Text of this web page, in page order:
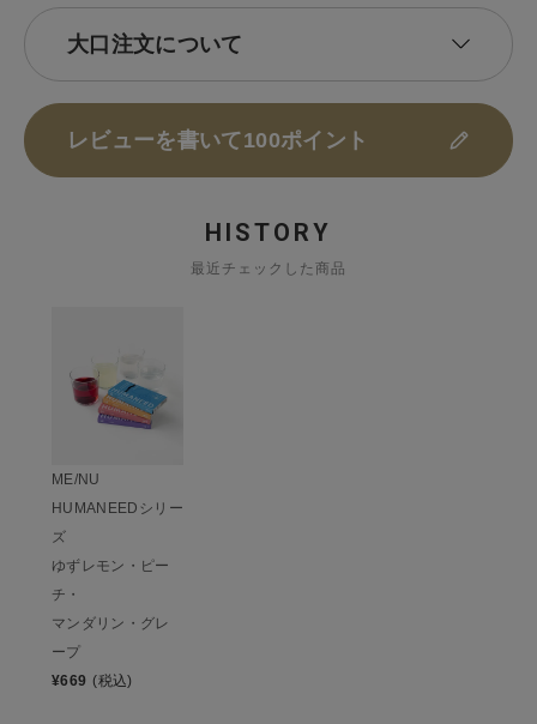
大口注文について
レビューを書いて100ポイント
HISTORY
最近チェックした商品
ME/NU
HUMANEEDシリー
ズ
ゆずレモン・ピー
チ・
マンダリン・グレ
ープ
¥669 (税込)